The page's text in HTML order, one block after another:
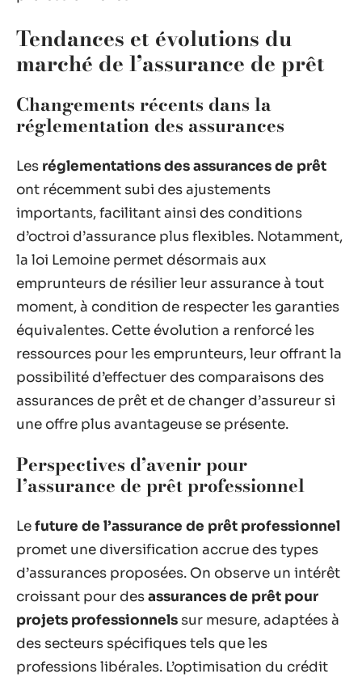
Tendances et évolutions du
marché de l’assurance de prêt
Changements récents dans la
réglementation des assurances
Les réglementations des assurances de prêt
ont récemment subi des ajustements
importants, facilitant ainsi des conditions
d’octroi d’assurance plus flexibles. Notamment,
la loi Lemoine permet désormais aux
emprunteurs de résilier leur assurance à tout
moment, à condition de respecter les garanties
équivalentes. Cette évolution a renforcé les
ressources pour les emprunteurs, leur offrant la
possibilité d’effectuer des comparaisons des
assurances de prêt et de changer d’assureur si
une offre plus avantageuse se présente.
Perspectives d’avenir pour
l’assurance de prêt professionnel
Lefuture de l’assurance de prêt professionnel
promet une diversification accrue des types
d’assurances proposées. On observe un intérêt
croissant pour desassurances de prêt pour
projets professionnels sur mesure, adaptées à
des secteurs spécifiques tels que les
professions libérales. L’optimisation du crédit